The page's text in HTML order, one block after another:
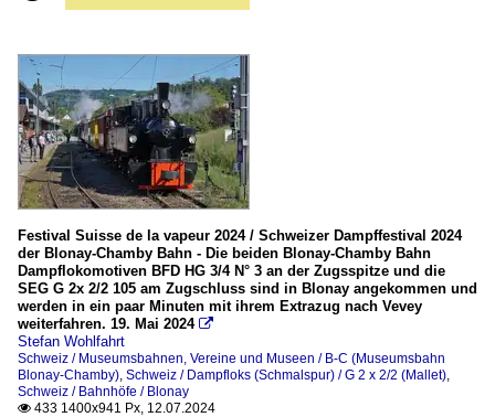
Festival Suisse de la vapeur 2024 / Schweizer Dampffestival 2024
der Blonay-Chamby Bahn - Die beiden Blonay-Chamby Bahn
Dampflokomotiven BFD HG 3/4 N° 3 an der Zugsspitze und die
SEG G 2x 2/2 105 am Zugschluss sind in Blonay angekommen und
werden in ein paar Minuten mit ihrem Extrazug nach Vevey
weiterfahren. 19. Mai 2024 
Stefan Wohlfahrt
Schweiz / Museumsbahnen, Vereine und Museen / B-C (Museumsbahn
Blonay-Chamby), Schweiz / Dampfloks (Schmalspur) / G 2 x 2/2 (Mallet),
Schweiz / Bahnhöfe / Blonay
 433 1400x941 Px, 12.07.2024